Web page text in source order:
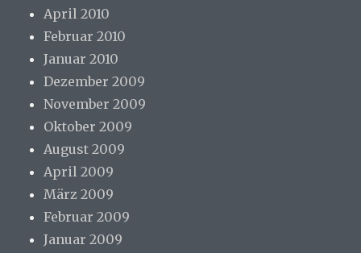
April 2010
Februar 2010
Januar 2010
Dezember 2009
November 2009
Oktober 2009
August 2009
April 2009
März 2009
Februar 2009
Januar 2009